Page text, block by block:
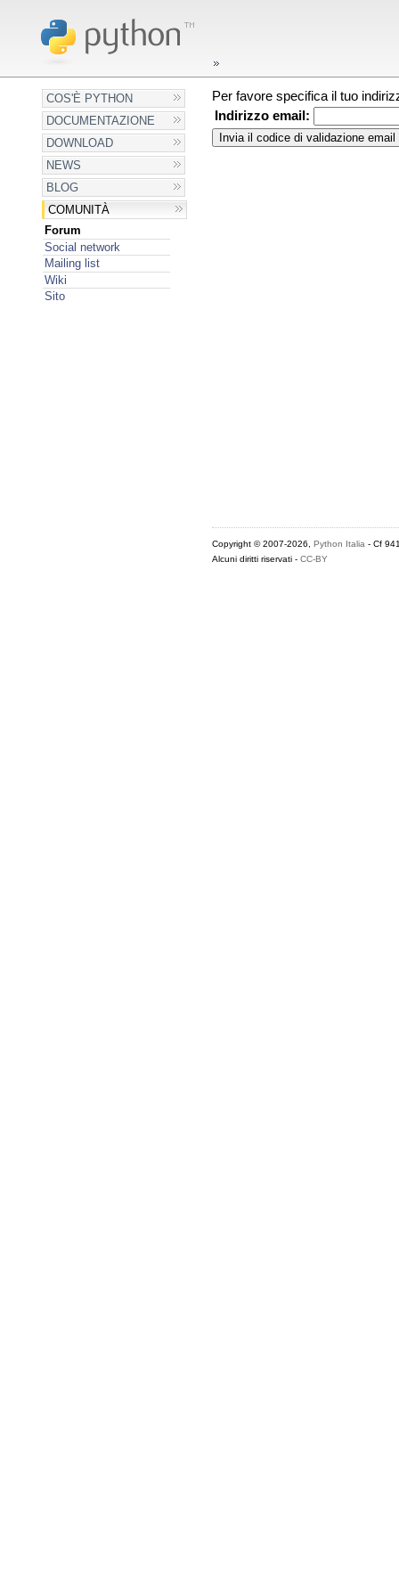
COS'È PYTHON
DOCUMENTAZIONE
DOWNLOAD
NEWS
BLOG
COMUNITÀ
Forum
Social network
Mailing list
Wiki
Sito
Per favore specifica il tuo
Indirizzo email:
Copyright © 2007-2026, Python Italia - Cf
Alcuni diritti riservati - CC-BY